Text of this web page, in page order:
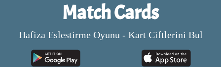
Match Cards
Hafiza Eslestirme Oyunu - Kart Ciftlerini Bul